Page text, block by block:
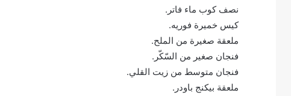
نصف كوب ماء فاتر.
كيس خميرة فوريه.
ملعقة صغيرة من الملح.
فنجان صغير من السّكّر.
فنجان متوسط من زيت القلي.
ملعقة بيكنج باودر.